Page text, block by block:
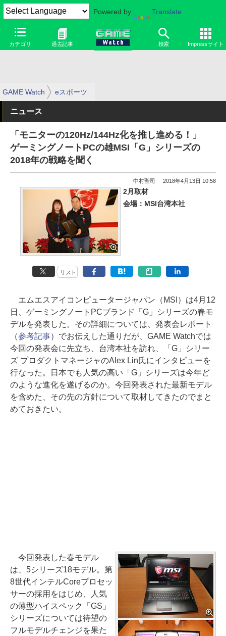
Powered by Translate
カテゴリ 過去記事 検索 Impressサイト
GAME Watch eスポーツ
ニュース
「モニターの120Hz/144Hz化を推し進める！」
ゲーミングノートPCの雄MSI「G」シリーズの
2018年の戦略を聞く
中村聖司 2018年4月13日 10:58
2月取材
会場：MSI台湾本社
リスト
エムエスアイコンピュータージャパン（MSI）は4月12
日、ゲーミングノートPCブランド「G」シリーズの春モ
デルを発表した。その詳細については、発表会レポート
（参考記事）でお伝えした通りだが、GAME Watchでは
今回の発表会に先立ち、台湾本社を訪れ、「G」シリー
ズ プロダクトマネージャのAlex Lin氏にインタビューを
行なった。日本でも人気の高い「G」シリーズは今年ど
のような進化を遂げるのか。今回発表された最新モデル
を含めた、その先の方針について取材してきたのでまと
めておきたい。
今回発表した春モデル
は、5シリーズ18モデル。第
8世代インテルCoreプロセッ
サーの採用をはじめ、人気
の薄型ハイスペック「GS」
シリーズについては待望の
フルモデルチェンジを果た